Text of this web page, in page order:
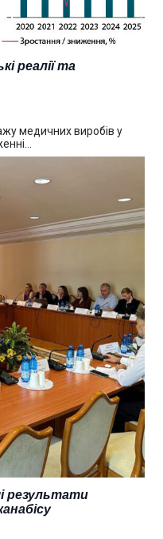
реалії та
медичних виробів у
результати